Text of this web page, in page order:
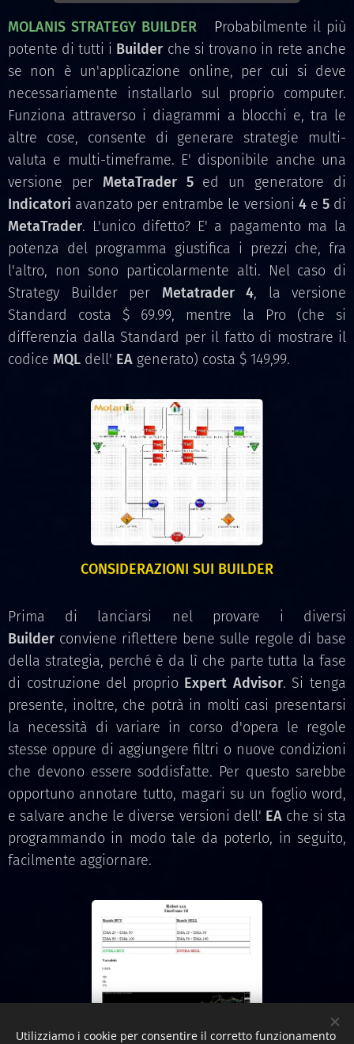
MOLANIS STRATEGY BUILDER Probabilmente il più
potente di tutti i Builder che si trovano in rete anche
se non è un'applicazione online, per cui si deve
necessariamente installarlo sul proprio computer.
Funziona attraverso i diagrammi a blocchi e, tra le
altre cose, consente di generare strategie multi-
valuta e multi-timeframe. E' disponibile anche una
versione per MetaTrader 5ed un generatore di
Indicatori avanzato per entrambe le versioni 4e 5di
MetaTrader. L'unico difetto? E' a pagamento ma la
potenza del programma giustifica i prezzi che, fra
l'altro, non sono particolarmente alti. Nel caso di
Strategy Builder per Metatrader 4, la versione
Standard costa $ 69.99, mentre la Pro (che si
differenzia dalla Standard per il fatto di mostrare il
codice MQL dell' EA generato) costa $ 149,99.
CONSIDERAZIONI SUI BUILDER
Prima di lanciarsi nel provare i diversi
Builder conviene riflettere bene sulle regole di base
della strategia, perché è da lì che parte tutta la fase
di costruzione del proprio Expert Advisor. Si tenga
presente, inoltre, che potrà in molti casi presentarsi
la necessità di variare in corso d'opera le regole
stesse oppure di aggiungere filtri o nuove condizioni
che devono essere soddisfatte. Per questo sarebbe
opportuno annotare tutto, magari su un foglio word,
e salvare anche le diverse versioni dell' EAche si sta
programmando in modo tale da poterlo, in seguito,
facilmente aggiornare.
Utilizziamo i cookie per consentire il corretto funzionamento